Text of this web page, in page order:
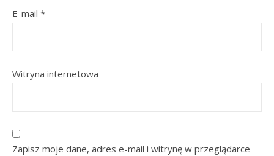
E-mail *
Witryna internetowa
Zapisz moje dane, adres e-mail i witrynę w przeglądarce